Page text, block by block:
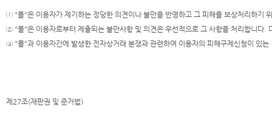
① "몰"은 이용자가 제기하는 정당한 의견이나 불만을 반영하고 그 피해를 보상처리하기
② "몰"은 이용자로부터 제출되는 불만사항 및 의견은 우선적으로 그 사항을 처리합니다.
③ "몰"과 이용자간에 발생한 전자상거래 분쟁과 관련하여 이용자의 피해구제신청이 있
제27조(재판권 및 준거법)